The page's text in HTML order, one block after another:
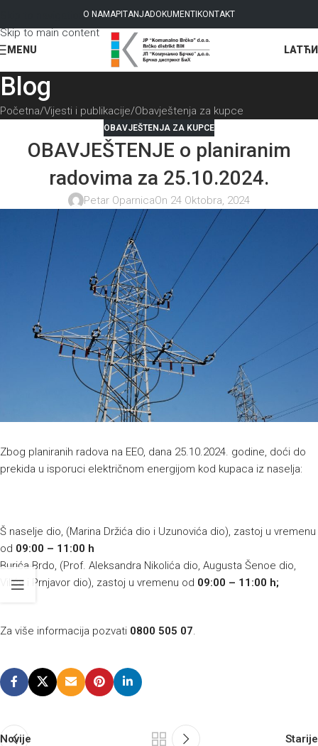
Skip to navigation
Skip to main content
O NAMAPITANJADOKUMENTI KONTAKT
MENU LAT
Blog
Početna Vijesti i publikacije Obavještenja za kupce
OBAVJEŠTENJA ZA KUPCE
OBAVJEŠTENJE o planiranim
radovima za 25.10.2024.
Petar OparnicaOn 24 Oktobra, 2024
Zbog planiranih radova na EEO, dana 25.10.2024. godine, doći do
prekida u isporuci električnom energijom kod kupaca iz naselja:
Š naselje dio, (Marina Držića dio i Uzunovića dio), zastoj u vremenu
od 09:00 – 11:00 h
Burića Brdo, (Prof. Aleksandra Nikolića dio, Augusta Šenoe dio,
Vilića i Prnjavor dio), zastoj u vremenu od 09:00 – 11:00 h;
Za više informacija pozvati 0800 505 07.
Novije Starije